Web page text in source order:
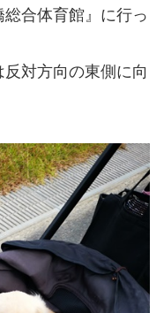
合体育館』に行っ
対方向の東側に向